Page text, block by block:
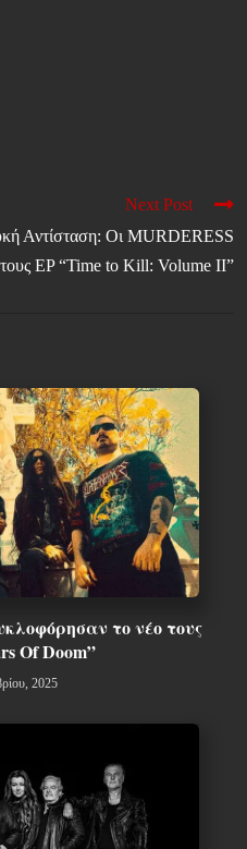
Next Post
Αντίσταση: Οι MURDERESS
EP “Time to Kill: Volume II”
το νέο τους
Of Doom”
2025